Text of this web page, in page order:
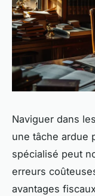
Naviguer dans
une tâche ardue
spécialisé peut
erreurs
avantages